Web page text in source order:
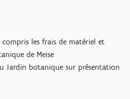
les frais de matériel et
de Meise
Jardin botanique sur présentation